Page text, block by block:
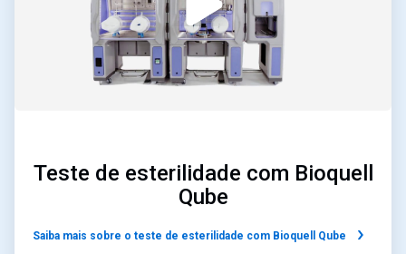
Teste de esterilidade com Bioquell
Qube
Saiba mais sobre o teste de esterilidade com Bioquell Qube